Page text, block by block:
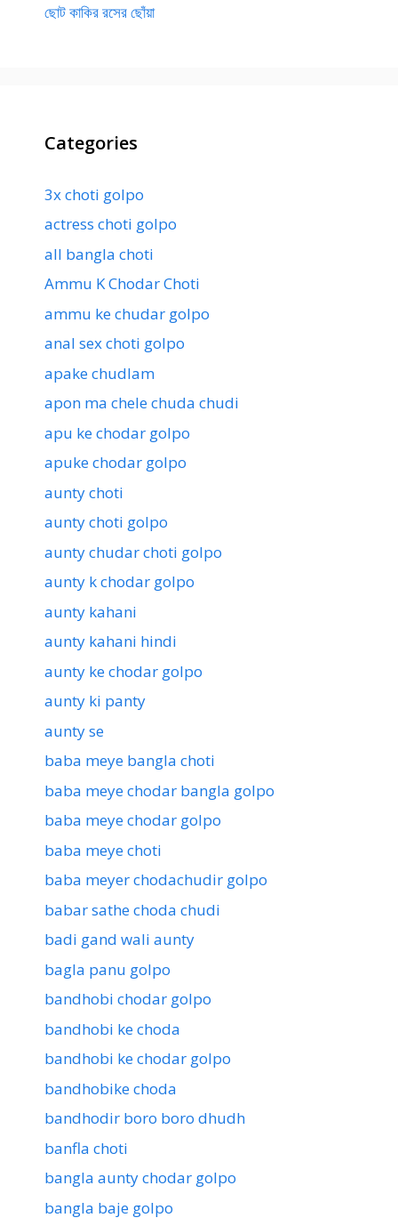
ছোট কাকির রসের ছোঁয়া
Categories
3x choti golpo
actress choti golpo
all bangla choti
Ammu K Chodar Choti
ammu ke chudar golpo
anal sex choti golpo
apake chudlam
apon ma chele chuda chudi
apu ke chodar golpo
apuke chodar golpo
aunty choti
aunty choti golpo
aunty chudar choti golpo
aunty k chodar golpo
aunty kahani
aunty kahani hindi
aunty ke chodar golpo
aunty ki panty
aunty se
baba meye bangla choti
baba meye chodar bangla golpo
baba meye chodar golpo
baba meye choti
baba meyer chodachudir golpo
babar sathe choda chudi
badi gand wali aunty
bagla panu golpo
bandhobi chodar golpo
bandhobi ke choda
bandhobi ke chodar golpo
bandhobike choda
bandhodir boro boro dhudh
banfla choti
bangla aunty chodar golpo
bangla baje golpo